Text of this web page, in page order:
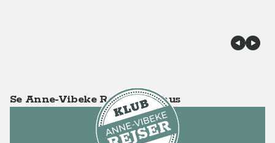
Se Anne-Vibeke Rejser - Aarhus